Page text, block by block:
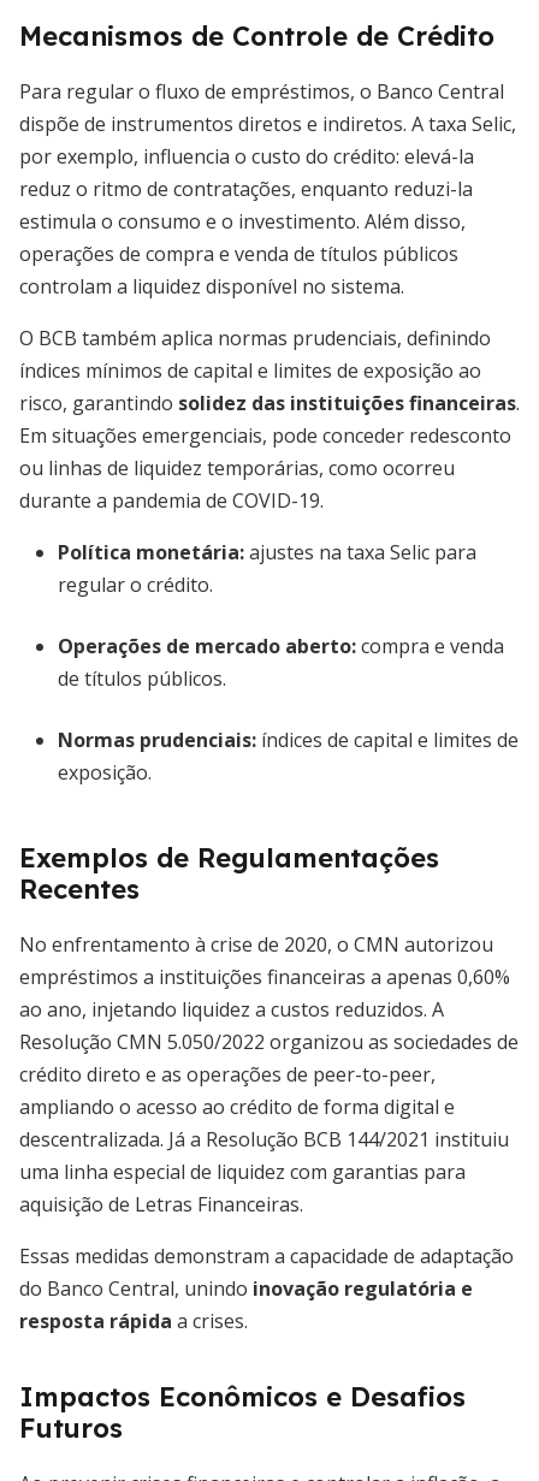
Mecanismos de Controle de Crédito
Para regular o fluxo de empréstimos, o Banco Central
dispõe de instrumentos diretos e indiretos. A taxa Selic,
por exemplo, influencia o custo do crédito: elevá-la
reduz o ritmo de contratações, enquanto reduzi-la
estimula o consumo e o investimento. Além disso,
operações de compra e venda de títulos públicos
controlam a liquidez disponível no sistema.
O BCB também aplica normas prudenciais, definindo
índices mínimos de capital e limites de exposição ao
risco, garantindo solidez das instituições financeiras.
Em situações emergenciais, pode conceder redesconto
ou linhas de liquidez temporárias, como ocorreu
durante a pandemia de COVID-19.
Política monetária:ajustes na taxa Selic para
regular o crédito.
Operações de mercado aberto:compra e venda
de títulos públicos.
Normas prudenciais: índices de capital e limites de
exposição.
Exemplos de Regulamentações
Recentes
No enfrentamento à crise de 2020, o CMN autorizou
empréstimos a instituições financeiras a apenas 0,60%
ao ano, injetando liquidez a custos reduzidos. A
Resolução CMN 5.050/2022 organizou as sociedades de
crédito direto e as operações de peer-to-peer,
ampliando o acesso ao crédito de forma digital e
descentralizada. Já a Resolução BCB 144/2021 instituiu
uma linha especial de liquidez com garantias para
aquisição de Letras Financeiras.
Essas medidas demonstram a capacidade de adaptação
do Banco Central, unindo inovação regulatória e
resposta rápida a crises.
Impactos Econômicos e Desafios
Futuros